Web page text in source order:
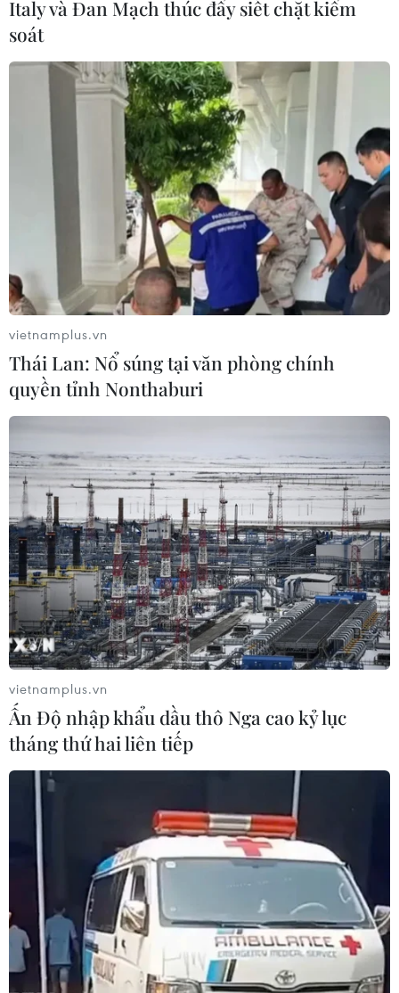
Italy và Đan Mạch thúc đẩy siết chặt kiểm
soát
vietnamplus.vn
Thái Lan: Nổ súng tại văn phòng chính
quyền tỉnh Nonthaburi
vietnamplus.vn
Ấn Độ nhập khẩu dầu thô Nga cao kỷ lục
tháng thứ hai liên tiếp